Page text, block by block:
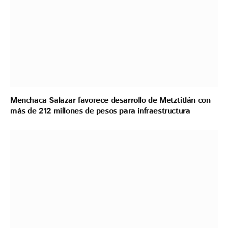
Menchaca Salazar favorece desarrollo de Metztitlán con
más de 212 millones de pesos para infraestructura